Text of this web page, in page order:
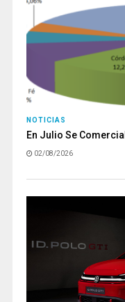
NOTICIAS
En Julio Se
02/08/2026